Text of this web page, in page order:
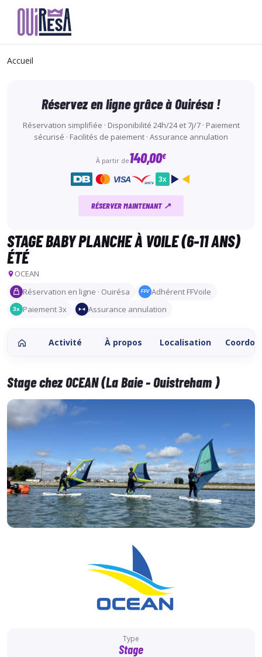
contenu
Accueil
STAGE BABY PLANCHE À VOILE (6-11 ANS)
ÉTÉ
OCEAN
Réservation en ligne · Ouirésa
FFV Adhérent FFVoile
3x Paiement 3x Assurance annulation
Activité À propos Localisation
Stage chez OCEAN (La Baie - Ouistreham )
Type
Stage
Réservez en ligne grâce à Ouirésa !
Réservation simplifiée · Disponibilité 24h/24 et 7j/7 · Paiement
sécurisé · Facilités de paiement · Assurance annulation
À partir de140,00€
VISA ancv 3x
RÉSERVER MAINTENANT ↗